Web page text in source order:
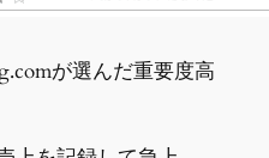
が選んだ重要度高